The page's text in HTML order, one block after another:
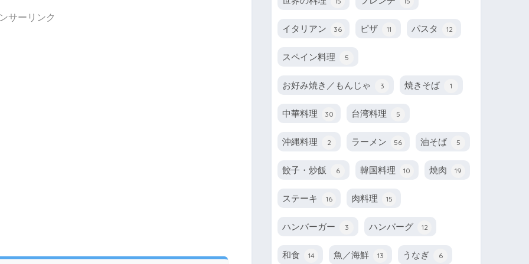
サーリンク
イタリアン 36 ピザ 11 パスタ 12
スペイン料理 5
お好み焼き／もんじゃ 3 焼きそば 1
中華料理 30 台湾料理 5
沖縄料理 2 ラーメン 56 油そば 5
餃子・炒飯 6 韓国料理 10 焼肉 19
ステーキ 16 肉料理 15
ハンバーガー 3 ハンバーグ 12
和食 14 魚／海鮮 13 うなぎ 6